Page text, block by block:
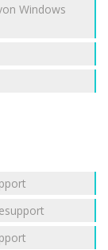
Windows